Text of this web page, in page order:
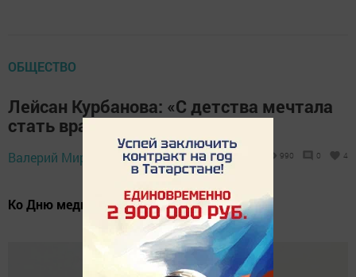
ОБЩЕСТВО
Лейсан Курбанова: «С детства мечтала
стать врачом»
Валерий Мирошников, 15 июня 2025 -
16:46
990 0 4
Ко Дню медицинского работника